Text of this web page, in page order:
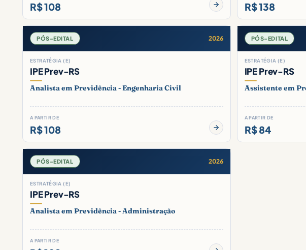
R$ 108 R$ 138
PÓS-EDITAL 2026
ESTRATÉGIA (E)
IPE Prev-RS
Analista em Previdência - Engenharia Civil
A PARTIR DE
R$ 108
PÓS-EDITAL
ESTRATÉGIA (E)
IPE Prev-RS
Assistente em
A PARTIR DE
R$ 84
PÓS-EDITAL 2026
ESTRATÉGIA (E)
IPE Prev-RS
Analista em Previdência - Administração
A PARTIR DE